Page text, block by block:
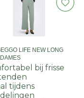
LIFE NEW LONG
bij frisse
tijdens